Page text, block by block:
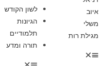
איוב
משלי
מגילת רות
לשון הקודש
הגיונות
תלמודיים
תורה ומדע